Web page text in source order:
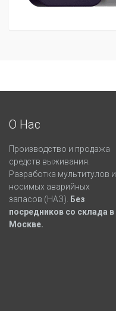
О Нас
Производство и продажа
средств выживания.
Разработка мультитулов и
носимых аварийных
запасов (НАЗ).
Без
посредников со склада в
Москве.